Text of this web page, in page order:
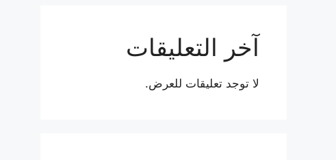
آخر التعليقات
لا توجد تعليقات للعرض.